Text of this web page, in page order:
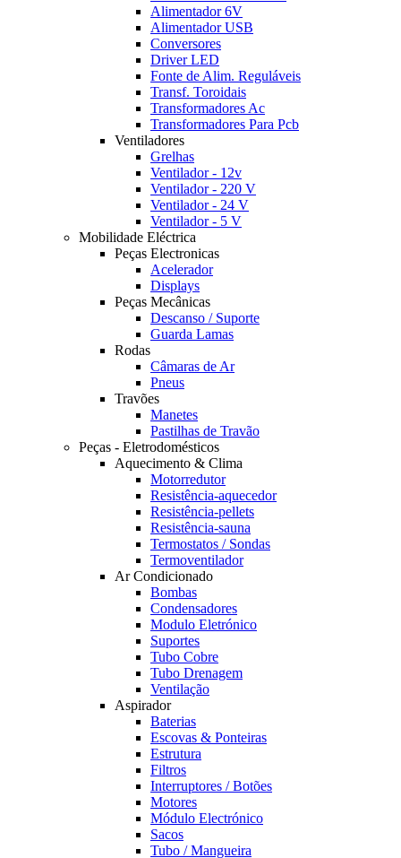
Alimentador 6V
Alimentador USB
Conversores
Driver LED
Fonte de Alim. Reguláveis
Transf. Toroidais
Transformadores Ac
Transformadores Para Pcb
Ventiladores
Grelhas
Ventilador - 12v
Ventilador - 220 V
Ventilador - 24 V
Ventilador - 5 V
Mobilidade Eléctrica
Peças Electronicas
Acelerador
Displays
Peças Mecânicas
Descanso / Suporte
Guarda Lamas
Rodas
Câmaras de Ar
Pneus
Travões
Manetes
Pastilhas de Travão
Peças - Eletrodomésticos
Aquecimento & Clima
Motorredutor
Resistência-aquecedor
Resistência-pellets
Resistência-sauna
Termostatos / Sondas
Termoventilador
Ar Condicionado
Bombas
Condensadores
Modulo Eletrónico
Suportes
Tubo Cobre
Tubo Drenagem
Ventilação
Aspirador
Baterias
Escovas & Ponteiras
Estrutura
Filtros
Interruptores / Botões
Motores
Módulo Electrónico
Sacos
Tubo / Mangueira